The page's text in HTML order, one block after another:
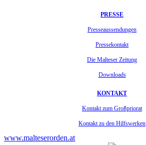
PRESSE
Presseaussendungen
Pressekontakt
Die Malteser Zeitung
Downloads
KONTAKT
Kontakt zum Großpriorat
Kontakt zu den Hilfswerken
www.malteserorden.at